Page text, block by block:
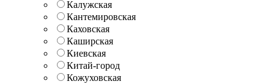
Калужская
Кантемировская
Каховская
Каширская
Киевская
Китай-город
Кожуховская